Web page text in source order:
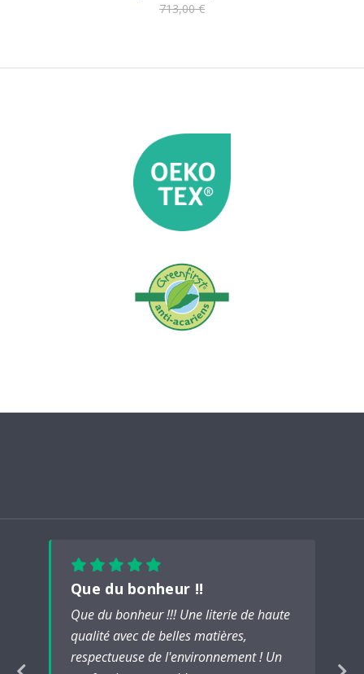
713,00 €
Que du bonheur !!
Que du bonheur !!! Une literie de haute
qualité avec de belles matières,
respectueuse de l'environnement ! Un